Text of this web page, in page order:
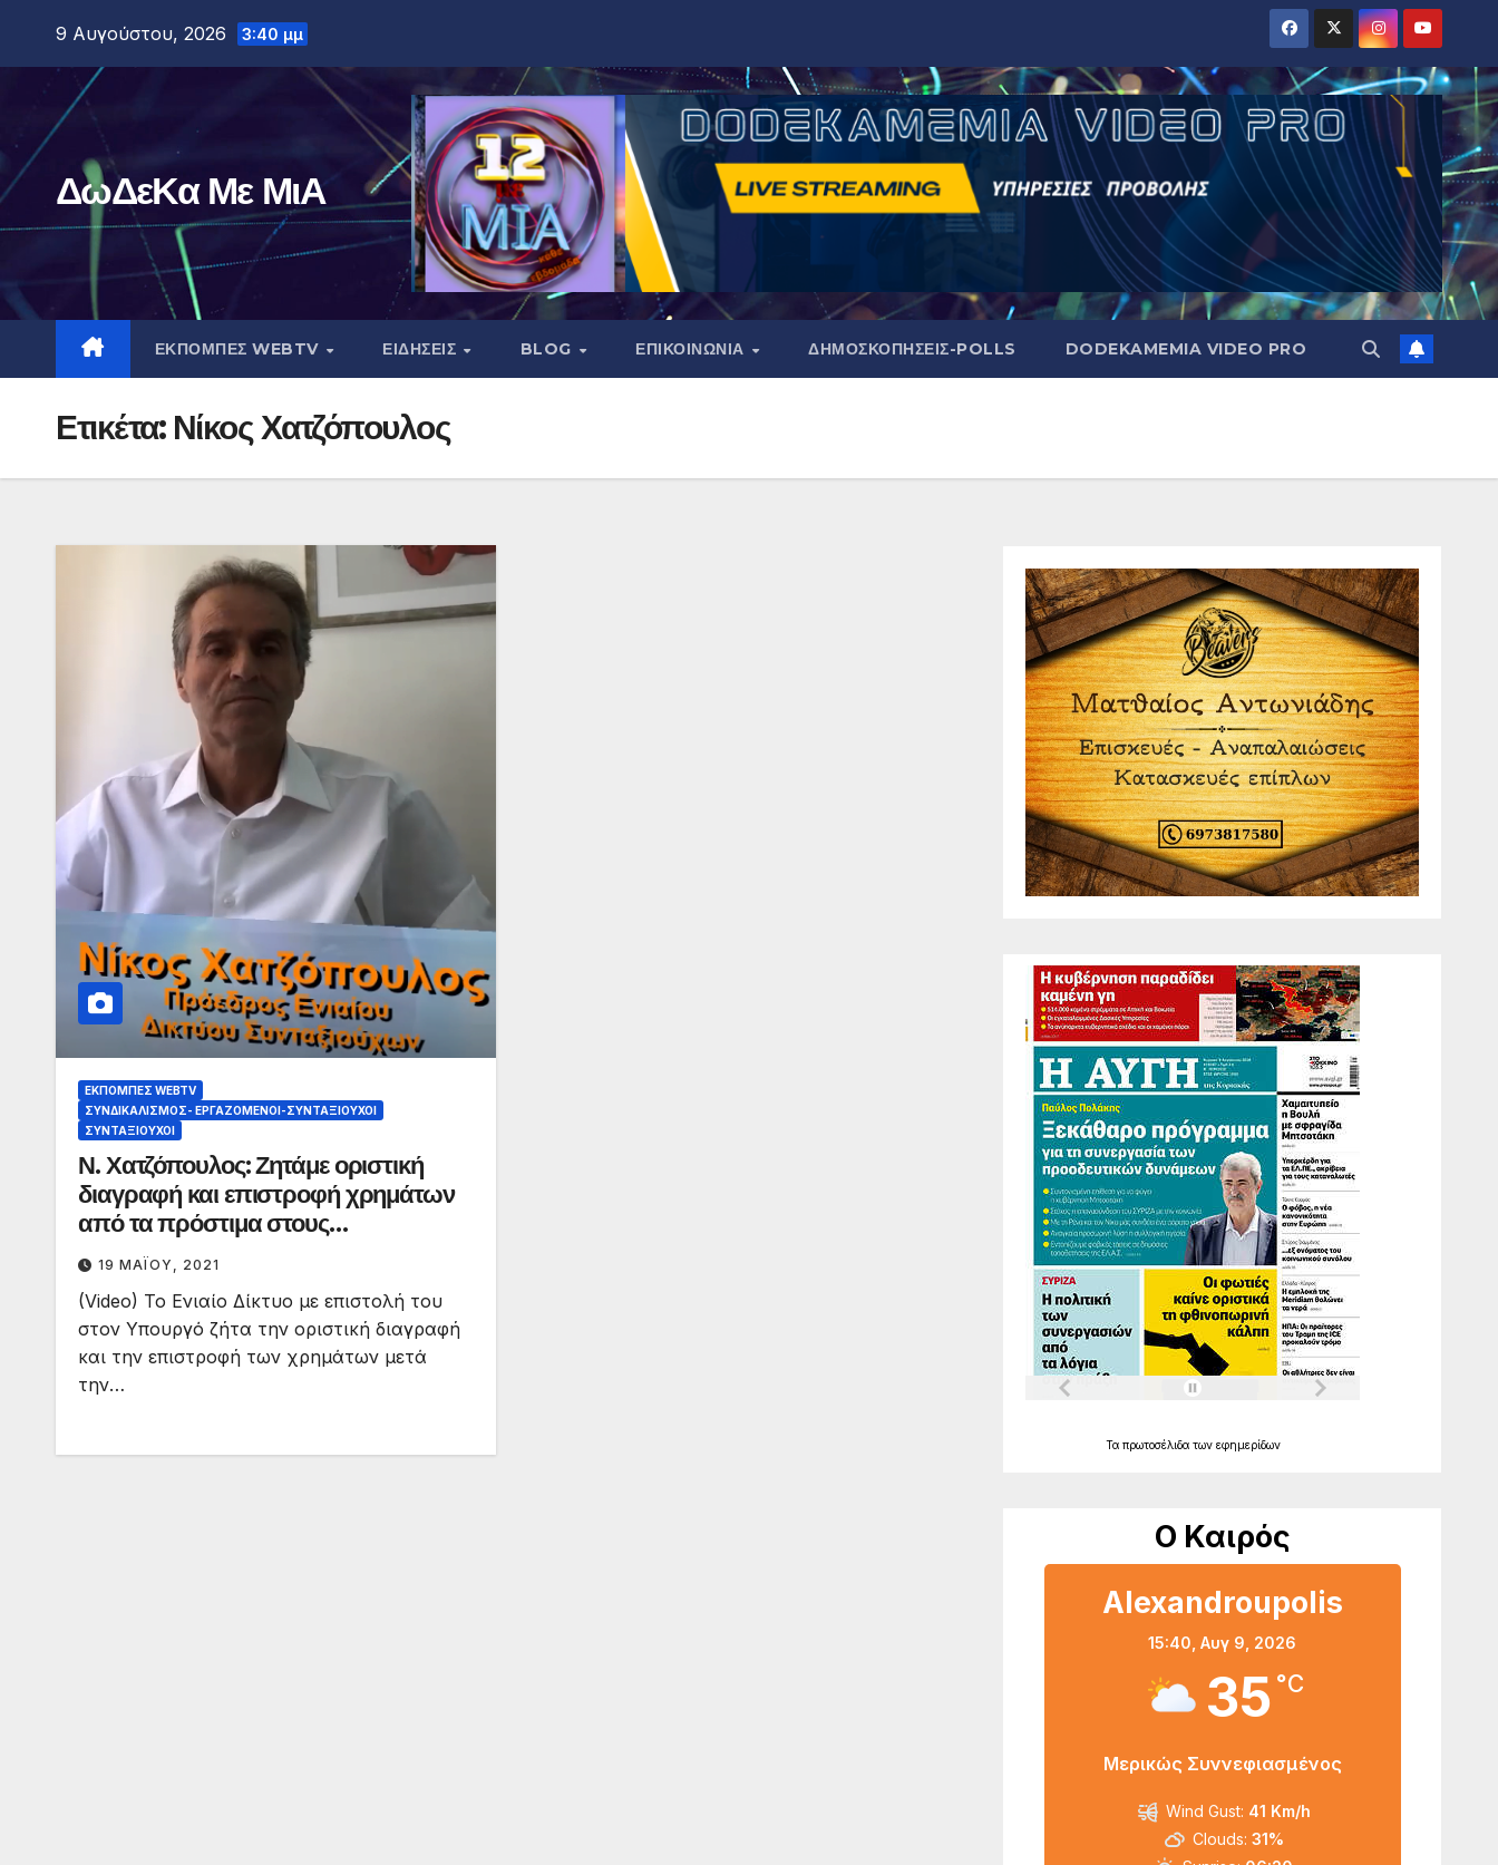
περιεχόμενο
9 Αυγούστου, 2026 3:40 μμ
ΔωΔεΚα Με ΜιΑ
ΕΚΠΟΜΠΕΣ WEBTV ΕΙΔΗΣΕΙΣ BLOG ΕΠΙΚΟΙΝΩΝΙΑ ΔΗΜΟΣΚΟΠΉΣΕΙΣ-POLLS DODEKAMEMIA VIDEO PRO
Ετικέτα: Νίκος Χατζόπουλος
ΕΚΠΟΜΠΈΣ WEBTV
ΣΥΝΔΙΚΑΛΙΣΜΌΣ- ΕΡΓΑΖΌΜΕΝΟΙ-ΣΥΝΤΑΞΙΟΎΧΟΙ
ΣΥΝΤΑΞΙΟΎΧΟΙ
Ν. Χατζόπουλος: Ζητάμε οριστική
διαγραφή και επιστροφή χρημάτων
από τα πρόστιμα στους
συνταξιούχους
19 ΜΑΪ́ΟΥ, 2021
(Video) Το Ενιαίο Δίκτυο με επιστολή του
στον Υπουργό ζήτα την οριστική διαγραφή
και την επιστροφή των χρημάτων μετά
την…
Τα πρωτοσέλιδα των εφημερίδων
Ο Καιρός
Alexandroupolis
15:40,Αυγ 9, 2026
35 °C
Μερικώς Συννεφιασμένος
Wind Gust: 41 Km/h
Clouds: 31%